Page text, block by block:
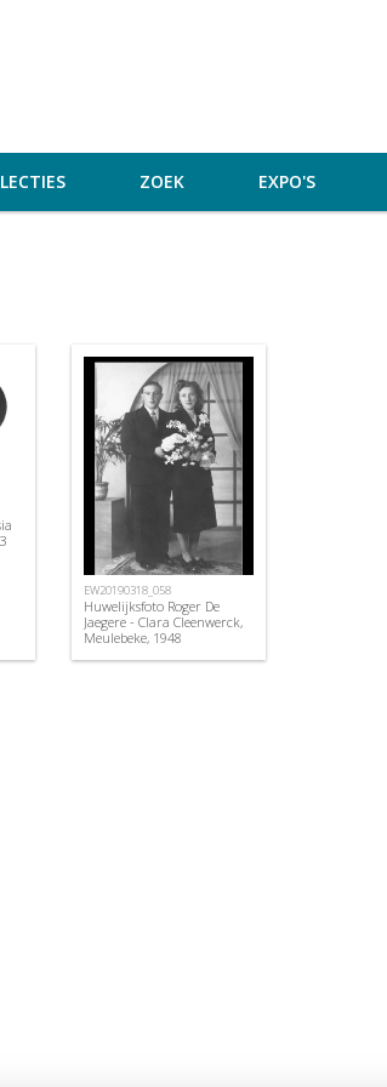
ZOEK EXPO'S
EW20190318_058
Huwelijksfoto Roger De
Jaegere - Clara Cleenwerck,
Meulebeke, 1948